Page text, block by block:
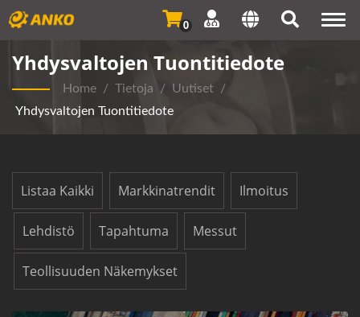
0
Yhdysvaltojen Tuontitiedote
Home / Tietoja / Uutiset /
Yhdysvaltojen Tuontitiedote
Listaa Kaikki Markkinatrendit Ilmoitus
Lehdistö Tapahtuma Messut
Teollisuuden Näkemykset